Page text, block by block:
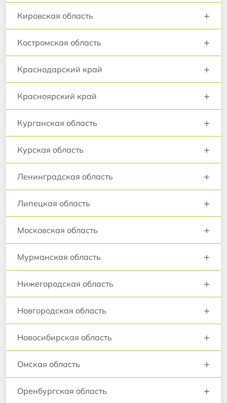
Кировская область +
Костромская область +
Краснодарский край +
Красноярский край +
Курганская область +
Курская область +
Ленинградская область +
Липецкая область +
Московская область +
Мурманская область +
Нижегородская область +
Новгородская область +
Новосибирская область +
Омская область +
Оренбургская область +